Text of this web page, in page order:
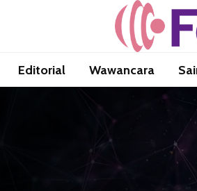
Editorial Wawancara